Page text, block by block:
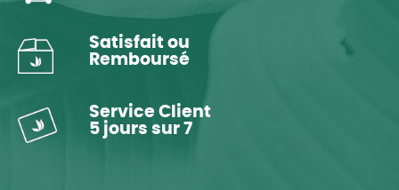
Satisfait ou
Remboursé
Service Client
5 jours sur 7